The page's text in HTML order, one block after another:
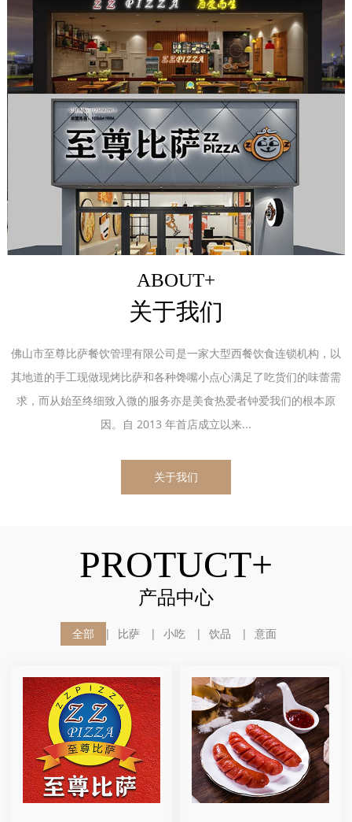
ABOUT+
关于我们
佛山市至尊比萨餐饮管理有限公司是一家大型西餐饮食连锁机构，以
其地道的手工现做现烤比萨和各种馋嘴小点心满足了吃货们的味蕾需
求，而从始至终细致入微的服务亦是美食热爱者钟爱我们的根本原
因。自 2013 年首店成立以来...
关于我们
PROTUCT+
产品中心
全部 比萨 小吃 饮品 意面